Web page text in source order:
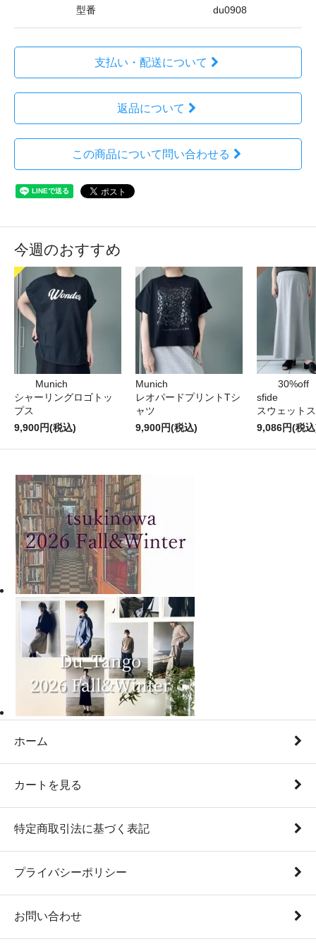
型番 du0908
支払い・配送について
返品について
この商品について問い合わせる
今週のおすすめ
Munich
シャーリングロゴトッ
プス
9,900円(税込)
Munich
レオパードプリントTシ
ャツ
9,900円(税込)
30%off
sfide
スウェット
9,086円(税
ホーム
カートを見る
特定商取引法に基づく表記
プライバシーポリシー
お問い合わせ